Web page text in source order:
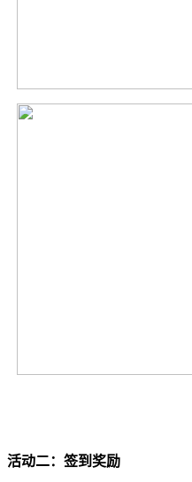
活动二：签到奖励